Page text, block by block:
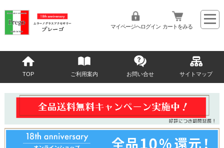
マイページへログイン カートをみる
TOP ご利用案内 お問い合せ サイトマップ